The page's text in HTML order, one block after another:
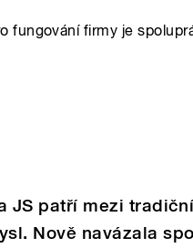
fungování firmy je
JS patří mezi
Nově navázala